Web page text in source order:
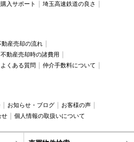
入サポート
埼玉高速鉄道の良さ
動産売却の流れ
不動産売却時の諸費用
よくある質問
仲介手数料について
お知らせ・ブログ
お客様の声
せ 個人情報の取扱いについて